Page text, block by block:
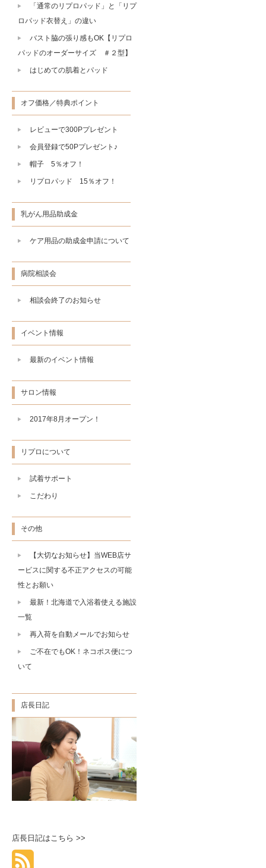
「通常のリプロパッド」と「リプ
ロパッド衣替え」の違い
バスト脇の張り感もOK【リプロ
パッドのオーダーサイズ ＃２型】
はじめての肌着とパッド
オフ価格／特典ポイント
レビューで300Pプレゼント
会員登録で50Pプレゼント♪
帽子 5％オフ！
リプロパッド 15％オフ！
乳がん用品助成金
ケア用品の助成金申請について
病院相談会
相談会終了のお知らせ
イベント情報
最新のイベント情報
サロン情報
2017年8月オープン！
リプロについて
試着サポート
こだわり
その他
【大切なお知らせ】当WEB店サ
ービスに関する不正アクセスの可能
性とお願い
最新！北海道で入浴着使える施設
一覧
再入荷を自動メールでお知らせ
ご不在でもOK！ネコポス便につ
いて
店長日記
店長日記はこちら >>